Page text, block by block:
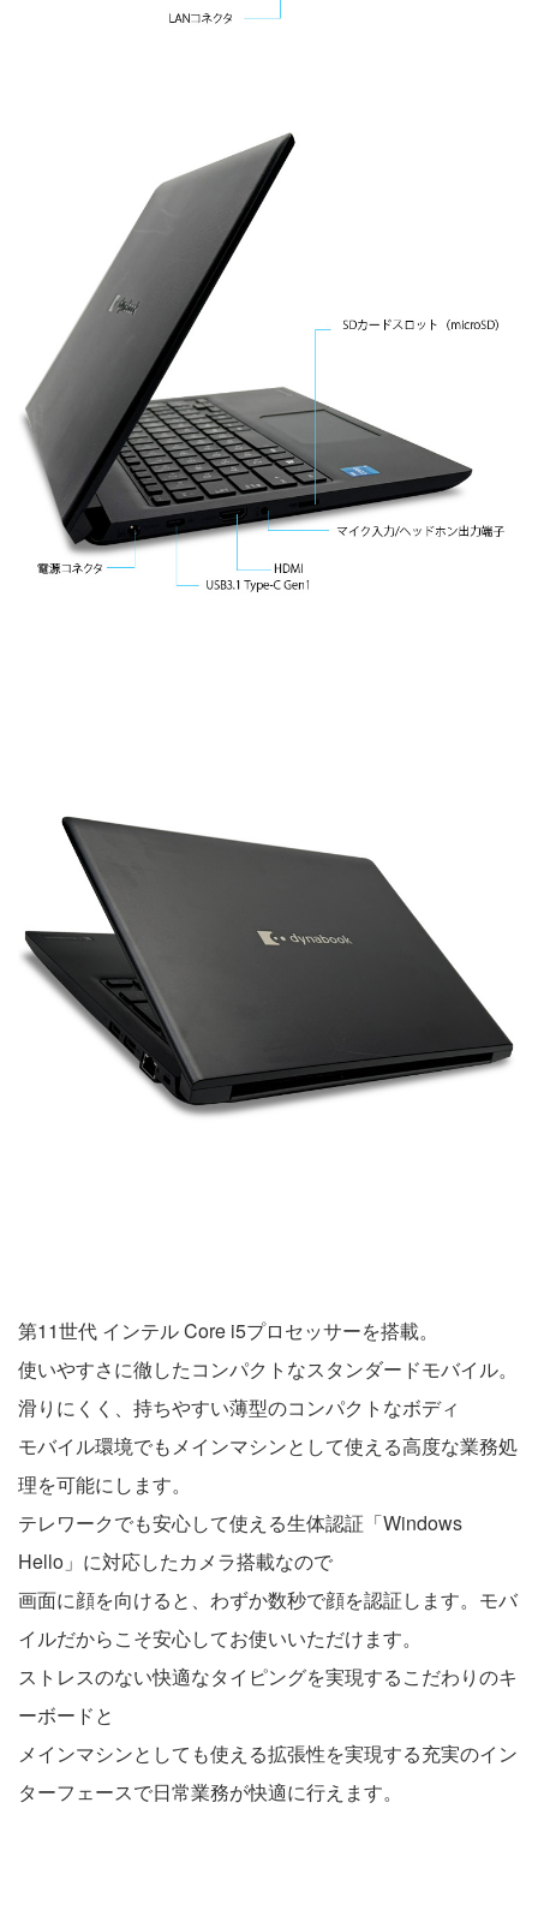
第11世代 インテル Core i5プロセッサーを搭載。
使いやすさに徹したコンパクトなスタンダードモバイル。
滑りにくく、持ちやすい薄型のコンパクトなボディ
モバイル環境でもメインマシンとして使える高度な業務処
理を可能にします。
テレワークでも安心して使える生体認証「Windows
Hello」に対応したカメラ搭載なので
画面に顔を向けると、わずか数秒で顔を認証します。モバ
イルだからこそ安心してお使いいただけます。
ストレスのない快適なタイピングを実現するこだわりのキ
ーボードと
メインマシンとしても使える拡張性を実現する充実のイン
ターフェースで日常業務が快適に行えます。